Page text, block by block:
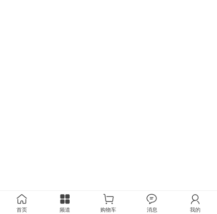
首页 频道 购物车 消息 我的